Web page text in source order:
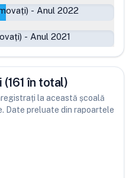
- Anul 2022
- Anul 2021
în total)
la această școală
Date preluate din rapoartele